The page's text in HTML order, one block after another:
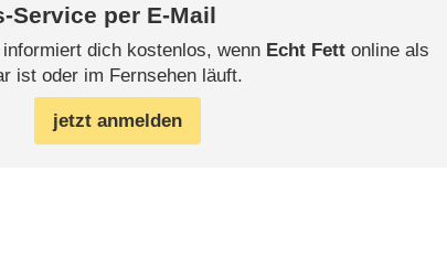
Service per E-Mail
dich kostenlos, wenn Echt Fettonline als
ist oder im Fernsehen läuft.
jetzt anmelden